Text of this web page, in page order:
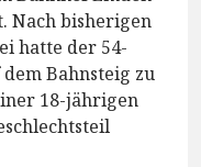
Nach bisherigen
hatte der 54-
Bahnsteig zu
18-jährigen